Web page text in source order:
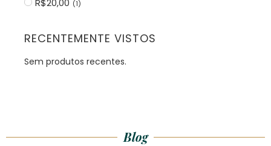
R$20,00 (1)
RECENTEMENTE VISTOS
Sem produtos recentes.
Blog